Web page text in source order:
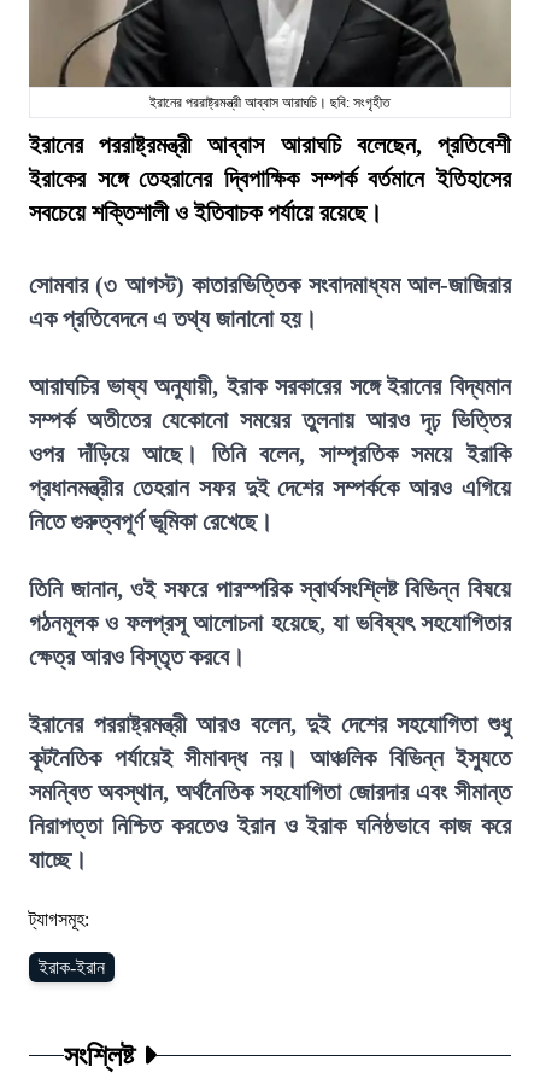
ইরানের পররাষ্ট্রমন্ত্রী আব্বাস আরাঘচি। ছবি: সংগৃহীত
ইরানের পররাষ্ট্রমন্ত্রী আব্বাস আরাঘচি বলেছেন, প্রতিবেশী
ইরাকের সঙ্গে তেহরানের দ্বিপাক্ষিক সম্পর্ক বর্তমানে ইতিহাসের
সবচেয়ে শক্তিশালী ও ইতিবাচক পর্যায়ে রয়েছে।
সোমবার (৩ আগস্ট) কাতারভিত্তিক সংবাদমাধ্যম আল-জাজিরার
এক প্রতিবেদনে এ তথ্য জানানো হয়।
আরাঘচির ভাষ্য অনুযায়ী, ইরাক সরকারের সঙ্গে ইরানের বিদ্যমান
সম্পর্ক অতীতের যেকোনো সময়ের তুলনায় আরও দৃঢ় ভিত্তির
ওপর দাঁড়িয়ে আছে। তিনি বলেন, সাম্প্রতিক সময়ে ইরাকি
প্রধানমন্ত্রীর তেহরান সফর দুই দেশের সম্পর্ককে আরও এগিয়ে
নিতে গুরুত্বপূর্ণ ভূমিকা রেখেছে।
তিনি জানান, ওই সফরে পারস্পরিক স্বার্থসংশ্লিষ্ট বিভিন্ন বিষয়ে
গঠনমূলক ও ফলপ্রসূ আলোচনা হয়েছে, যা ভবিষ্যৎ সহযোগিতার
ক্ষেত্র আরও বিস্তৃত করবে।
ইরানের পররাষ্ট্রমন্ত্রী আরও বলেন, দুই দেশের সহযোগিতা শুধু
কূটনৈতিক পর্যায়েই সীমাবদ্ধ নয়। আঞ্চলিক বিভিন্ন ইস্যুতে
সমন্বিত অবস্থান, অর্থনৈতিক সহযোগিতা জোরদার এবং সীমান্ত
নিরাপত্তা নিশ্চিত করতেও ইরান ও ইরাক ঘনিষ্ঠভাবে কাজ করে
যাচ্ছে।
ট্যাগসমূহ:
ইরাক-ইরান
সংশ্লিষ্ট